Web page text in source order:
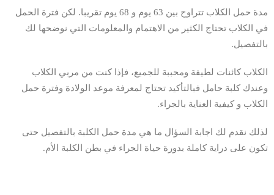
مدة حمل الكلاب تتراوح بين 63 يوم و 68 يوم تقريبا. لكن فترة الحمل
في الكلاب تحتاج الكثير من الاهتمام والمعلومات التي نوضحها لك
بالتفصيل.
الكلاب كائنات لطيفة ومحببة للجميع، فإذا كنت من مربي الكلاب
وعندك كلبة حامل فبالتأكيد تحتاج لمعرفة موعد الولادة وفترة حمل
الكلاب و كيفية العناية بالجراء.
لذلك نقدم لك اجابة السؤال ما هي مدة حمل الكلبة بالتفصيل حتى
تكون على دراية كاملة بدورة حياة الجراء في بطن الكلبة الأم.